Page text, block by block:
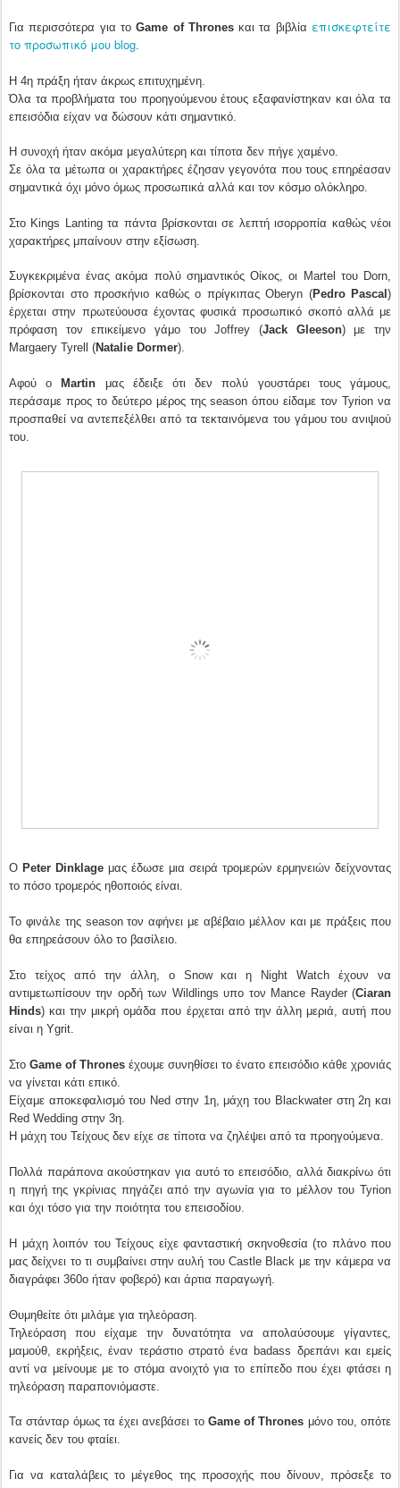
Για περισσότερα για τοGame of Thronesκαι τα βιβλία επισκεφτείτε
το προσωπικό μου blog.
H 4η πράξη ήταν άκρως επιτυχημένη.
Όλα τα προβλήματα του προηγούμενου έτους εξαφανίστηκαν και όλα τα
επεισόδια είχαν να δώσουν κάτι σημαντικό.
Η συνοχή ήταν ακόμα μεγαλύτερη και τίποτα δεν πήγε χαμένο.
Σε όλα τα μέτωπα οι χαρακτήρες έζησαν γεγονότα που τους επηρέασαν
σημαντικά όχι μόνο όμως προσωπικά αλλά και τον κόσμο ολόκληρο.
Στο Kings Lanting τα πάντα βρίσκονται σε λεπτή ισορροπία καθώς νέοι
χαρακτήρες μπαίνουν στην εξίσωση.
Συγκεκριμένα ένας ακόμα πολύ σημαντικός Οίκος, οι Martel του Dorn,
βρίσκονται στο προσκήνιο καθώς ο πρίγκιπας Oberyn (Pedro Pascal )
έρχεται στην πρωτεύουσα έχοντας φυσικά προσωπικό σκοπό αλλά με
πρόφαση τον επικείμενο γάμο του Joffrey (Jack Gleeson) με την
Margaery Tyrell (Natalie Dormer).
Αφού ο Martin μας έδειξε ότι δεν πολύ γουστάρει τους γάμους,
περάσαμε προς το δεύτερο μέρος της season όπου είδαμε τον Tyrion να
προσπαθεί να αντεπεξέλθει από τα τεκταινόμενα του γάμου του ανιψιού
του.
Ο Peter Dinklage μας έδωσε μια σειρά τρομερών ερμηνειών δείχνοντας
το πόσο τρομερός ηθοποιός είναι.
Το φινάλε της season τον αφήνει με αβέβαιο μέλλον και με πράξεις που
θα επηρεάσουν όλο το βασίλειο.
Στο τείχος από την άλλη, ο Snow και η Night Watch έχουν να
αντιμετωπίσουν την ορδή των Wildlings υπο τον Mance Rayder (Ciaran
Hinds) και την μικρή ομάδα που έρχεται από την άλλη μεριά, αυτή που
είναι η Ygrit.
Στο Game of Thrones έχουμε συνηθίσει το ένατο επεισόδιο κάθε χρονιάς
να γίνεται κάτι επικό.
Είχαμε αποκεφαλισμό του Ned στην 1η, μάχη του Blackwater στη 2η και
Red Wedding στην 3η.
Η μάχη του Τείχους δεν είχε σε τίποτα να ζηλέψει από τα προηγούμενα.
Πολλά παράπονα ακούστηκαν για αυτό το επεισόδιο, αλλά διακρίνω ότι
η πηγή της γκρίνιας πηγάζει από την αγωνία για το μέλλον του Tyrion
και όχι τόσο για την ποιότητα του επεισοδίου.
Η μάχη λοιπόν του Τείχους είχε φανταστική σκηνοθεσία (το πλάνο που
μας δείχνει το τι συμβαίνει στην αυλή του Castle Black με την κάμερα να
διαγράφει 360ο ήταν φοβερό) και άρτια παραγωγή.
Θυμηθείτε ότι μιλάμε για τηλεόραση.
Τηλεόραση που είχαμε την δυνατότητα να απολαύσουμε γίγαντες,
μαμούθ, εκρήξεις, έναν τεράστιο στρατό ένα badass δρεπάνι και εμείς
αντί να μείνουμε με το στόμα ανοιχτό για το επίπεδο που έχει φτάσει η
τηλεόραση παραπονιόμαστε.
Τα στάνταρ όμως τα έχει ανεβάσει το Game of Thrones μόνο του, οπότε
κανείς δεν του φταίει.
Για να καταλάβεις το μέγεθος της προσοχής που δίνουν, πρόσεξε το